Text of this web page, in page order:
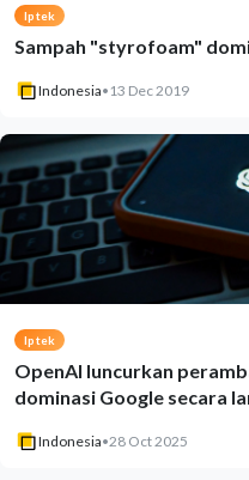
Iptek
Sampah "styrofoam"
Indonesia• 13 Dec 2019
Iptek
OpenAI luncurkan
dominasi Google secara
Indonesia•28 Oct 2025